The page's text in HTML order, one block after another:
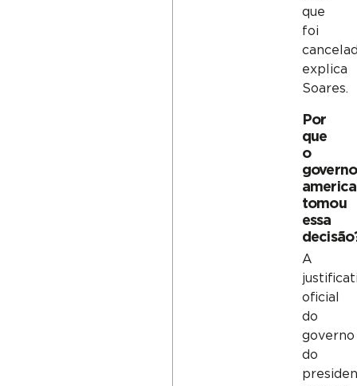
que
foi
explica
Soares.
Por
que
o
governo
tomou
essa
A
oficial
do
governo
do